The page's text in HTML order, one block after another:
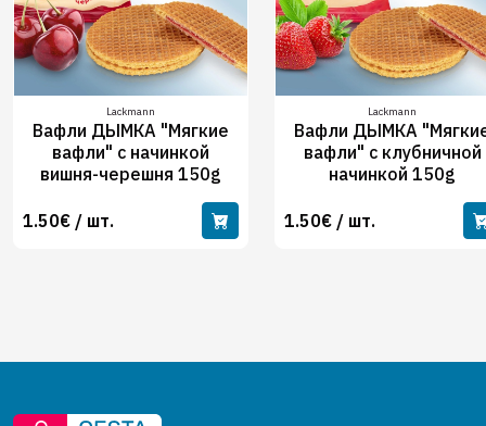
Lackmann
Вафли ДЫМКА "Мягкие
вафли" с начинкой
вишня-черешня 150g
1.50€ / шт.
Lackmann
Вафли ДЫМКА
вафли" с клубничной
начинкой 150g
1.50€ / шт.